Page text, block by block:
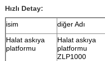
Hızlı Detay:
isim
diğer Adı
Halat askıya
platformu
Halat askıya
platformu
ZLP1000